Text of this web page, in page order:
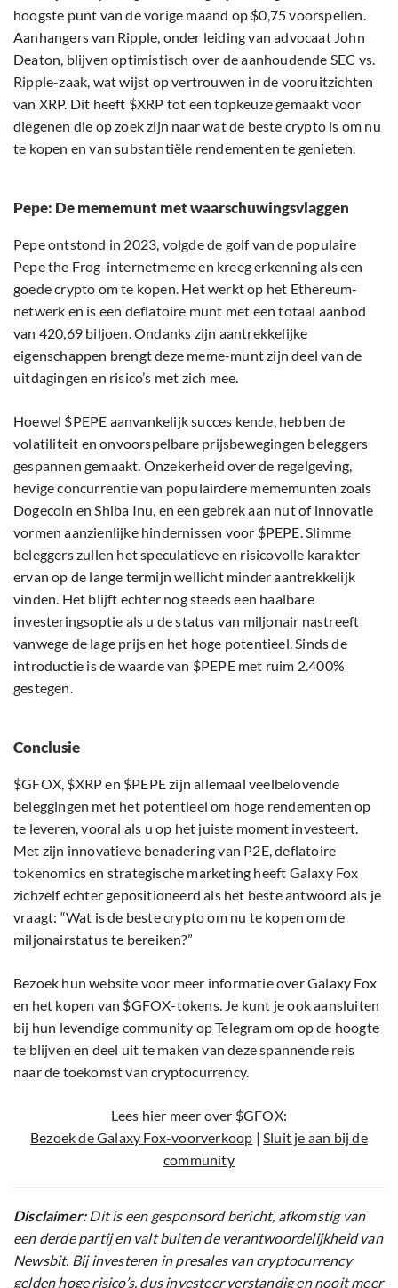
hoogste punt van de vorige maand op $0,75 voorspellen.
Aanhangers van Ripple, onder leiding van advocaat John
Deaton, blijven optimistisch over de aanhoudende SEC vs.
Ripple-zaak, wat wijst op vertrouwen in de vooruitzichten
van XRP. Dit heeft $XRP tot een topkeuze gemaakt voor
diegenen die op zoek zijn naar wat de beste crypto is om nu
te kopen en van substantiële rendementen te genieten.
Pepe: De mememunt met waarschuwingsvlaggen
Pepe ontstond in 2023, volgde de golf van de populaire
Pepe the Frog-internetmeme en kreeg erkenning als een
goede crypto om te kopen. Het werkt op het Ethereum-
netwerk en is een deflatoire munt met een totaal aanbod
van 420,69 biljoen. Ondanks zijn aantrekkelijke
eigenschappen brengt deze meme-munt zijn deel van de
uitdagingen en risico’s met zich mee.
Hoewel $PEPE aanvankelijk succes kende, hebben de
volatiliteit en onvoorspelbare prijsbewegingen beleggers
gespannen gemaakt. Onzekerheid over de regelgeving,
hevige concurrentie van populairdere mememunten zoals
Dogecoin en Shiba Inu, en een gebrek aan nut of innovatie
vormen aanzienlijke hindernissen voor $PEPE. Slimme
beleggers zullen het speculatieve en risicovolle karakter
ervan op de lange termijn wellicht minder aantrekkelijk
vinden. Het blijft echter nog steeds een haalbare
investeringsoptie als u de status van miljonair nastreeft
vanwege de lage prijs en het hoge potentieel. Sinds de
introductie is de waarde van $PEPE met ruim 2.400%
gestegen.
Conclusie
$GFOX, $XRP en $PEPE zijn allemaal veelbelovende
beleggingen met het potentieel om hoge rendementen op
te leveren, vooral als u op het juiste moment investeert.
Met zijn innovatieve benadering van P2E, deflatoire
tokenomics en strategische marketing heeft Galaxy Fox
zichzelf echter gepositioneerd als het beste antwoord als je
vraagt: “Wat is de beste crypto om nu te kopen om de
miljonairstatus te bereiken?”
Bezoek hun website voor meer informatie over Galaxy Fox
en het kopen van $GFOX-tokens. Je kunt je ook aansluiten
bij hun levendige community op Telegram om op de hoogte
te blijven en deel uit te maken van deze spannende reis
naar de toekomst van cryptocurrency.
Lees hier meer over $GFOX:
Bezoek de Galaxy Fox-voorverkoop |Sluit je aan bij de
community
Disclaimer:Dit is een gesponsord bericht, afkomstig van
een derde partij en valt buiten de verantwoordelijkheid van
Newsbit. Bij investeren in presales van cryptocurrency
gelden hoge risico’s, dus investeer verstandig en nooit meer